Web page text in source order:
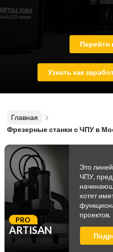
Перейти
Узнать как
Главная
Фрезерные станки с ЧПУ в
ARTISAN
PRO
Это
ЧПУ,
хотят
проектов.